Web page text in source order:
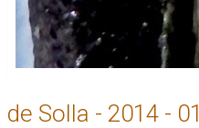
de Solla - 2014 - 01